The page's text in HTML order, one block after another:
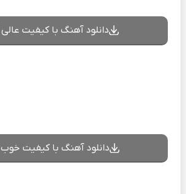
دانلود آهنگ با کیفیت عالی 320
دانلود آهنگ با کیفیت خوب 128